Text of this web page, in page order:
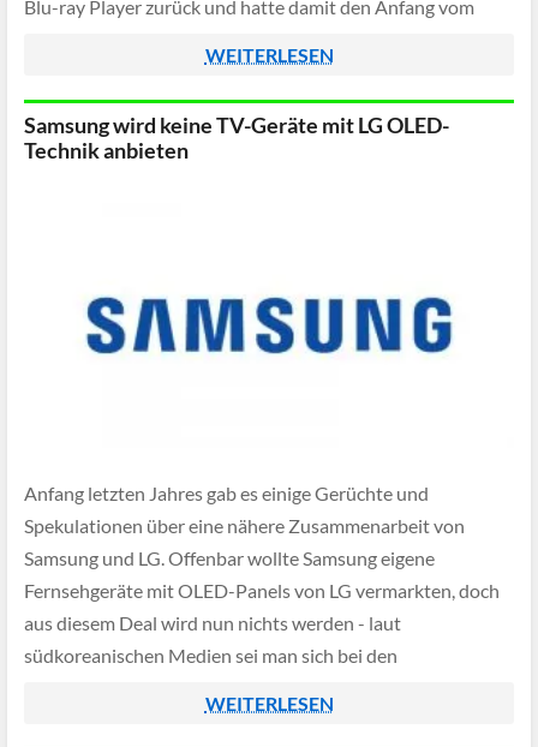
Blu-ray Player zurück und hatte damit den Anfang vom
WEITERLESEN
Samsung wird keine TV-Geräte mit LG OLED-
Technik anbieten
Anfang letzten Jahres gab es einige Gerüchte und
Spekulationen über eine nähere Zusammenarbeit von
Samsung und LG. Offenbar wollte Samsung eigene
Fernsehgeräte mit OLED-Panels von LG vermarkten, doch
aus diesem Deal wird nun nichts werden - laut
südkoreanischen Medien sei man sich bei den
WEITERLESEN